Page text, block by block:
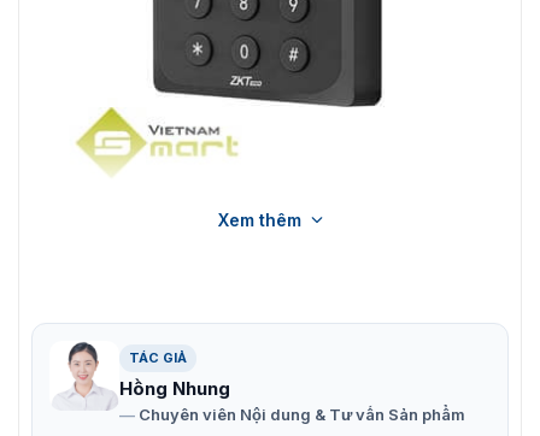
KR904
Đầu đọc thẻZKTeco KR904
trội, đáp ứng nhu cầu kiểm soát truy cập đa dạng:
Xem thêm
TÁC GIẢ
Hồng Nhung
Chuyên viên Nội dung & Tư vấn Sản phẩm